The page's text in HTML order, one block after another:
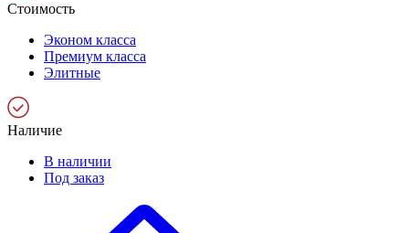
Стоимость
Эконом класса
Премиум класса
Элитные
Наличие
В наличии
Под заказ